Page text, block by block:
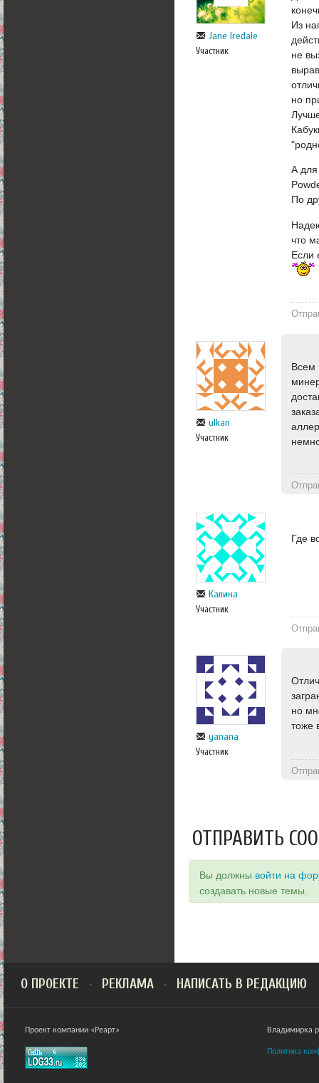
Jane Iredale
Участник
Из
не
но
А
По
что
Если
ulkan
Участник
Всем
Калина
Участник
Где
yanana
Участник
но
тоже
ОТПРАВИТЬ
Вы должны войти на
создавать новые темы.
О ПРОЕКТЕ РЕКЛАМА НАПИСАТЬ В РЕДАКЦИЮ
Проект компании «Реарт» Владимирка
Политика